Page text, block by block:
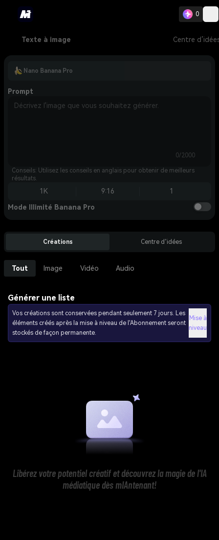
0
Texte à image Centre
Nano Banana Pro
Prompt
0/2000
Conseils: Utilisez les conseils en anglais pour obtenir de meilleurs
résultats.
1K 9:16 1
Mode Illimité Banana Pro
Créations Centre d’idées
Tout Image Vidéo Audio
Générer une liste
Vos créations sont conservées pendant seulement 7 jours. Les
éléments créés après la mise à niveau de l'Abonnement seront
stockés de façon permanente.
Mise à
niveau
Libérez votre potentiel créatif et découvrez la magie de l'IA
médiatique dès mIAntenant!